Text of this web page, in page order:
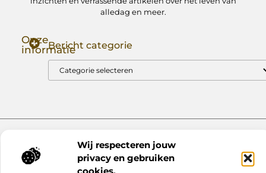
Wij respecteren jouw
privacy en gebruiken
cookies.
alledag en meer.
Onze
informatieBericht categorie
@2025 www.nextmagazine.nl. All Right Reserved.